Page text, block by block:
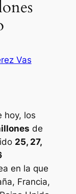
Vas
hoy, los
de
25, 27,
en la que
Francia,